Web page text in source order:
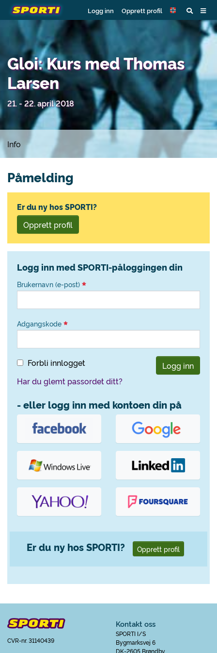
Logg inn Opprett profil
Gloi: Kurs med Thomas
Larsen
21. - 22. april 2018
Info
Påmelding
Er du ny hos SPORTI?
Opprett profil
Logg inn med SPORTI-påloggingen din
Brukernavn (e-post)
Adgangskode
Forbli innlogget
Logg inn
Har du glemt passordet ditt?
- eller logg inn med kontoen din på
Er du ny hos SPORTI? Opprett profil
CVR-nr. 31140439
Kontakt oss
SPORTI I/S
Bygmarksvej 6
DK-2605 Brøndby